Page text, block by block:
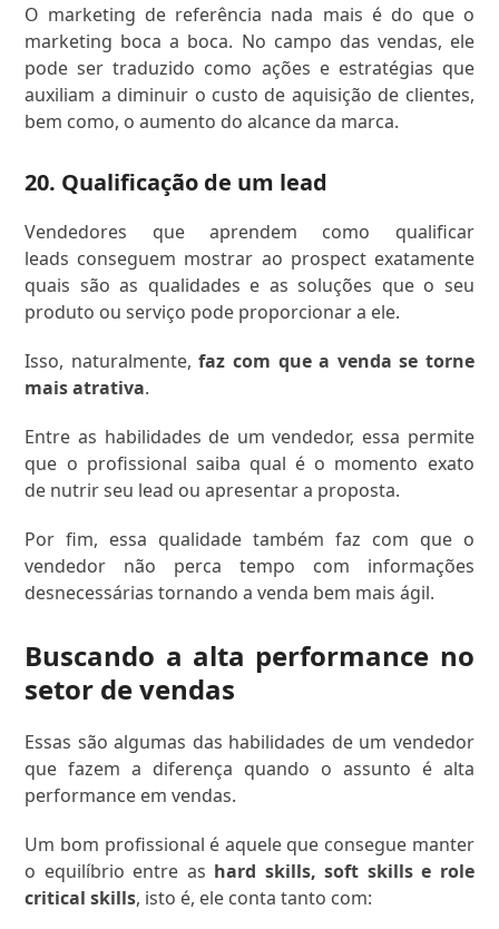
O marketing de referência nada mais é do que o
marketing boca a boca. No campo das vendas, ele
pode ser traduzido como ações e estratégias que
auxiliam a diminuir o custo de aquisição de clientes,
bem como, o aumento do alcance da marca.
20. Qualificação de um lead
Vendedores que aprendem como qualificar
leads conseguem mostrar ao prospect exatamente
quais são as qualidades e as soluções que o seu
produto ou serviço pode proporcionar a ele.
Isso, naturalmente, faz com que a venda se torne
mais atrativa.
Entre as habilidades de um vendedor, essa permite
que o profissional saiba qual é o momento exato
de nutrir seu lead ou apresentar a proposta.
Por fim, essa qualidade também faz com que o
vendedor não perca tempo com informações
desnecessárias tornando a venda bem mais ágil.
Buscando a alta performance no
setor de vendas
Essas são algumas das habilidades de um vendedor
que fazem a diferença quando o assunto é alta
performance em vendas.
Um bom profissional é aquele que consegue manter
o equilíbrio entre as hard skills, soft skills e role
critical skills, isto é, ele conta tanto com: